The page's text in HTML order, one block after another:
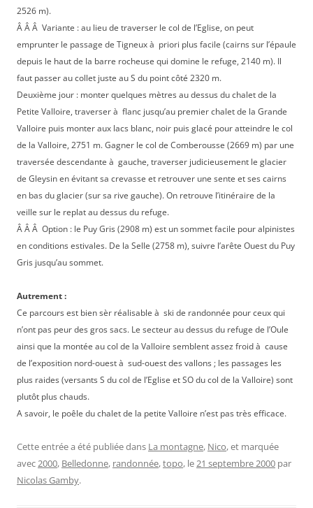
2526 m).
Â Â Â Variante : au lieu de traverser le col de l’Eglise, on peut
emprunter le passage de Tigneux à priori plus facile (cairns sur l’épaule
depuis le haut de la barre rocheuse qui domine le refuge, 2140 m). Il
faut passer au collet juste au S du point côté 2320 m.
Deuxième jour : monter quelques mètres au dessus du chalet de la
Petite Valloire, traverser à flanc jusqu’au premier chalet de la Grande
Valloire puis monter aux lacs blanc, noir puis glacé pour atteindre le col
de la Valloire, 2751 m. Gagner le col de Comberousse (2669 m) par une
traversée descendante à gauche, traverser judicieusement le glacier
de Gleysin en évitant sa crevasse et retrouver une sente et ses cairns
en bas du glacier (sur sa rive gauche). On retrouve l’itinéraire de la
veille sur le replat au dessus du refuge.
Â Â Â Option : le Puy Gris (2908 m) est un sommet facile pour alpinistes
en conditions estivales. De la Selle (2758 m), suivre l’arête Ouest du Puy
Gris jusqu’au sommet.
Autrement :
Ce parcours est bien sèr réalisable à ski de randonnée pour ceux qui
n’ont pas peur des gros sacs. Le secteur au dessus du refuge de l’Oule
ainsi que la montée au col de la Valloire semblent assez froid à cause
de l’exposition nord-ouest à sud-ouest des vallons ; les passages les
plus raides (versants S du col de l’Eglise et SO du col de la Valloire) sont
plutôt plus chauds.
A savoir, le poêle du chalet de la petite Valloire n’est pas très efficace.
Cette entrée a été publiée dans La montagne, Nico, et marquée
avec2000, Belledonne, randonnée,topo, le21 septembre 2000 par
Nicolas Gamby.